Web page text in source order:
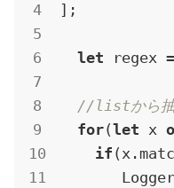
];
let regex =
//listから
for(let x
if